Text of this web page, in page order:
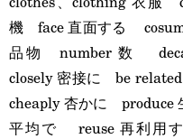
機 face 直面する
品物 number 数
closely 密接に be
cheaply 杏かに
平均で reuse 再利用